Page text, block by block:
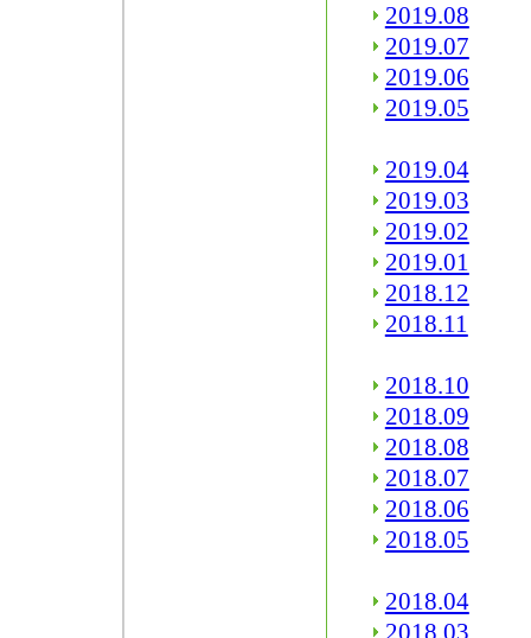
2019.08
2019.07
2019.06
2019.05
2019.04
2019.03
2019.02
2019.01
2018.12
2018.11
2018.10
2018.09
2018.08
2018.07
2018.06
2018.05
2018.04
2018.03